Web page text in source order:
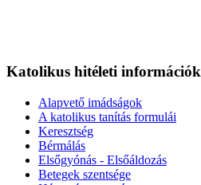
Katolikus hitéleti információk
Alapvető imádságok
A katolikus tanítás formulái
Keresztség
Bérmálás
Elsőgyónás - Elsőáldozás
Betegek szentsége